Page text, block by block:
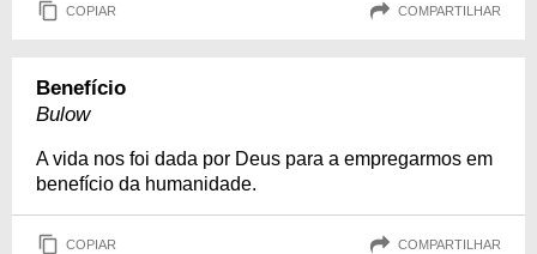
COPIAR COMPARTILHAR
Benefício
Bulow
A vida nos foi dada por Deus para a empregarmos em
benefício da humanidade.
COPIAR COMPARTILHAR